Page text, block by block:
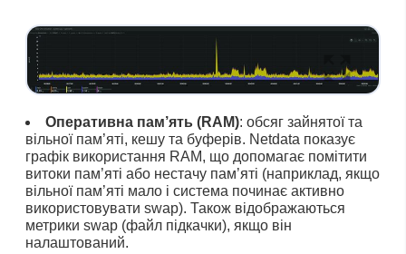
Оперативна пам’ять (RAM): обсяг зайнятої та
вільної пам’яті, кешу та буферів. Netdata показує
графік використання RAM, що допомагає помітити
витоки пам’яті або нестачу пам’яті (наприклад, якщо
вільної пам’яті мало і система починає активно
використовувати swap). Також відображаються
метрики swap (файл підкачки), якщо він
налаштований.